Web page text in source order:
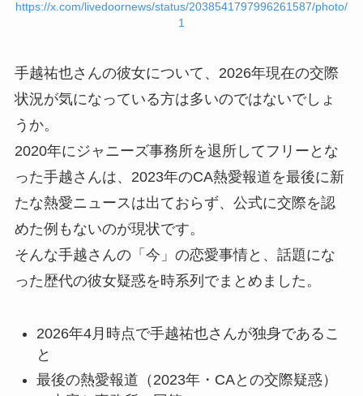
https://x.com/livedoornews/status/2038541797996261587/photo/
1
手越祐也さんの彼女について、2026年現在の交際
状況が気になっている方は多いのではないでしょ
うか。
2020年にジャニーズ事務所を退所してフリーとな
った手越さんは、2023年のCA熱愛報道を最後に新
たな熱愛ニュースは出ておらず、公式に交際を認
めた例もないのが現状です。
そんな手越さんの「今」の恋愛事情と、話題にな
った歴代の彼女疑惑を時系列でまとめました。
2026年4月時点で手越祐也さんが独身であるこ
と
最後の熱愛報道（2023年・CAとの交際疑惑）